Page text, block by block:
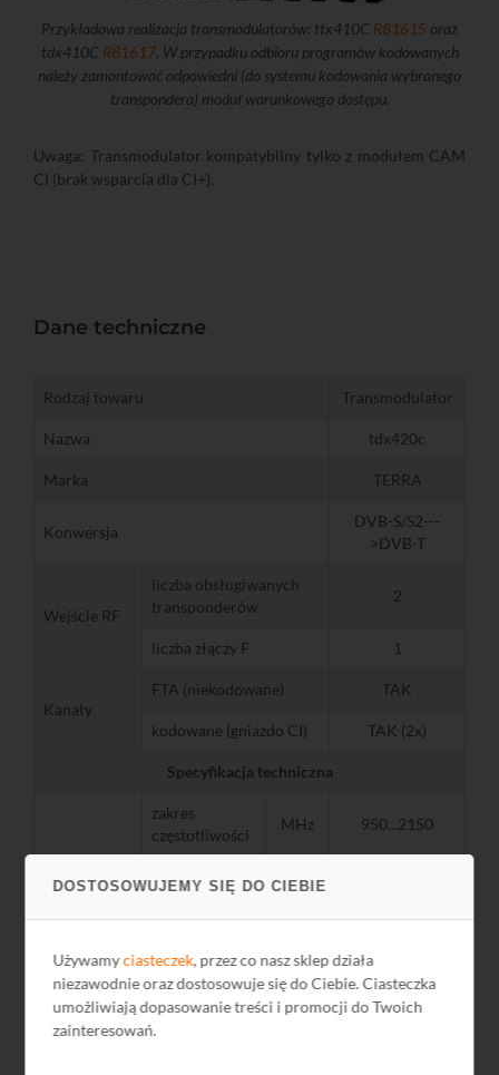
DOSTOSOWUJEMY SIĘ DO CIEBIE
Używamyciasteczek, przez co nasz sklep działa
niezawodnie oraz dostosowuje się do Ciebie. Ciasteczka
umożliwiają dopasowanie treści i promocji do Twoich
zainteresowań.
Przykładowa realizacja transmodulatorów: ttx410C R81615 oraz
tdx410C R81617. W przypadku odbioru programów kodowanych
należy zamontować odpowiedni (do systemu kodowania wybranego
transpondera) moduł warunkowego dostępu.
Uwaga: Transmodulator kompatybilny tylko z modułem CAM
CI (brak wsparcia dla CI+).
Dane techniczne
Rodzaj towaru Transmodulator
Nazwa tdx420c
Marka TERRA
Konwersja
DVB-S/S2---
>DVB-T
Wejście RF
liczba obsługiwanych
transponderów
2
liczba złączy F 1
Kanały
FTA (niekodowane) TAK
kodowane (gniazdo CI) TAK (2x)
Specyfikacja techniczna
zakres
częstotliwości
MHz 950...2150
zasilanie/sterowanie
A,DiSEqC 1.0,
EN50494
standard DVB-S2